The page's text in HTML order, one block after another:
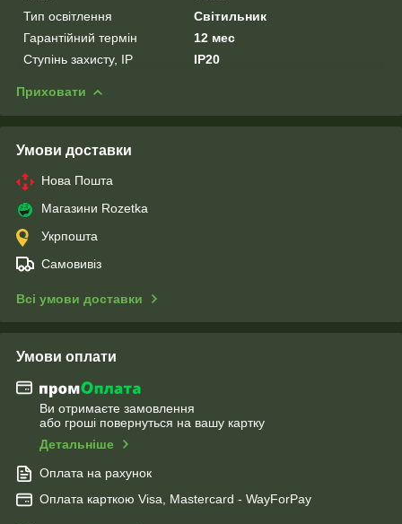
Тип освітлення
Світильник
Гарантійний термін
12 мес
Ступінь захисту, IP
IP20
Приховати
Умови доставки
Нова Пошта
Магазини Rozetka
Укрпошта
Самовивіз
Всі умови доставки
Умови оплати
Ви отримаєте замовлення
або гроші повернуться на вашу картку
Детальніше
Оплата на рахунок
Оплата карткою Visa, Mastercard - WayForPay